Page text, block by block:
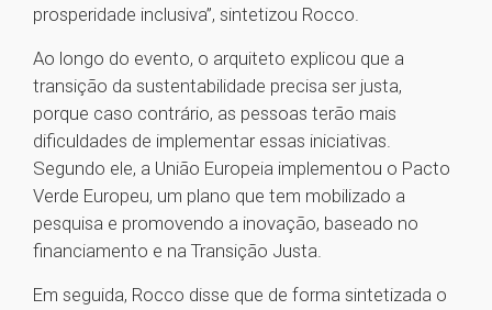
prosperidade inclusiva”, sintetizou Rocco.
Ao longo do evento, o arquiteto explicou que a
transição da sustentabilidade precisa ser justa,
porque caso contrário, as pessoas terão mais
dificuldades de implementar essas iniciativas.
Segundo ele, a União Europeia implementou o Pacto
Verde Europeu, um plano que tem mobilizado a
pesquisa e promovendo a inovação, baseado no
financiamento e na Transição Justa.
Em seguida, Rocco disse que de forma sintetizada o